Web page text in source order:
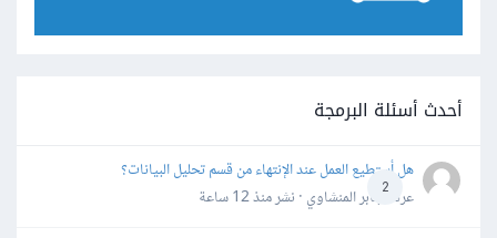
أحدث أسئلة البرمجة
2
هل أستطيع العمل عند الإنتهاء من قسم تحليل البيانات؟
عرفه جابر المنشاوي · نشرمنذ 12 ساعة